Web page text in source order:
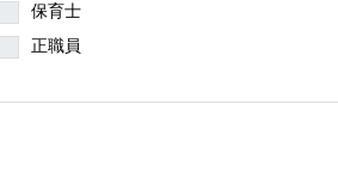
保育士
正職員